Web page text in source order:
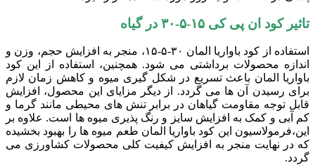
تاثیر کود ان پی کی ۱۵-۵-۳۰ در گیاه
استفاده از کود باواریا المان ۳۰-۵-۱۵، منجر به افزایش حجم، وزن و
اندازه محصولات برداشتی می‌ شود. همچنین، استفاده از این کود
باواریا المان باعث تسریع در شکل ‌گیری میوه و کاهش زمان لازم
برای رسیدن آن‌ ها می ‌گردد. از دیگر مزایای این محصول، افزایش
قابل توجه مقاومت گیاهان در برابر تنش‌ های محیطی مانند گرما و
کم ‌آبی و کمک به افزایش سایز و رنگ ‌پذیری میوه‌ ها است. علاوه بر
این،فرمولاسیون این کود باواریا المان طعم میوه‌ ها را بهبود بخشیده
که در نهایت منجر به افزایش کیفیت کلی محصولات کشاورزی می
‌گردد.